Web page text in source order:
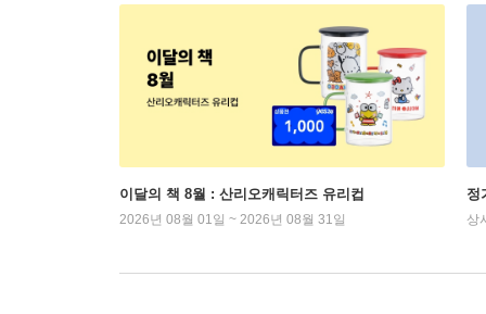
이달의 책 8월 : 산리오캐릭터즈 유리컵
2026년 08월 01일 ~ 2026년 08월 31일
정
상